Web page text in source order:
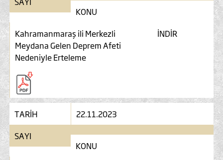
KONU
Kahramanmaraş ili Merkezli
Meydana Gelen Deprem Afeti
Nedeniyle Erteleme
İNDİR
TARİH
22.11.2023
SAYI
KONU